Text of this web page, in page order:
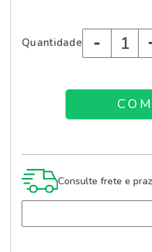
Quantidade -
Consulte frete e